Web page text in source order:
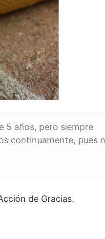
5 años, pero siempre
continuamente, pues
de Gracias.